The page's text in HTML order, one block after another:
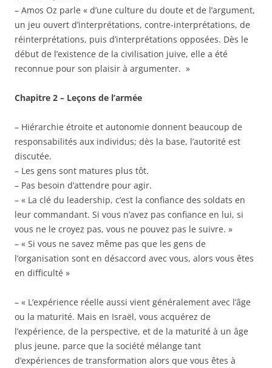
– Amos Oz parle « d’une culture du doute et de l’argument,
un jeu ouvert d’interprétations, contre-interprétations, de
réinterprétations, puis d’interprétations opposées. Dès le
début de l’existence de la civilisation juive, elle a été
reconnue pour son plaisir à argumenter. »
Chapitre 2 – Leçons de l’armée
– Hiérarchie étroite et autonomie donnent beaucoup de
responsabilités aux individus; dès la base, l’autorité est
discutée.
– Les gens sont matures plus tôt.
– Pas besoin d’attendre pour agir.
– « La clé du leadership, c’est la confiance des soldats en
leur commandant. Si vous n’avez pas confiance en lui, si
vous ne le croyez pas, vous ne pouvez pas le suivre. »
– « Si vous ne savez même pas que les gens de
l’organisation sont en désaccord avec vous, alors vous êtes
en difficulté »
– « L’expérience réelle aussi vient généralement avec l’âge
ou la maturité. Mais en Israël, vous acquérez de
l’expérience, de la perspective, et de la maturité à un âge
plus jeune, parce que la société mélange tant
d’expériences de transformation alors que vous êtes à